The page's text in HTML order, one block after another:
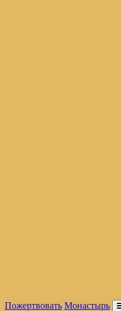
Пожертвовать Монастырь